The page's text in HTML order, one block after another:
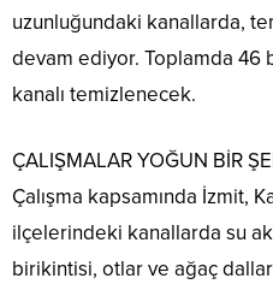
uzunluğundaki kanallarda,
devam ediyor. Toplamda 46
kanalı temizlenecek.
ÇALIŞMALAR YOĞUN BİR
Çalışma kapsamında İzmit,
ilçelerindeki kanallarda su
birikintisi, otlar ve ağaç